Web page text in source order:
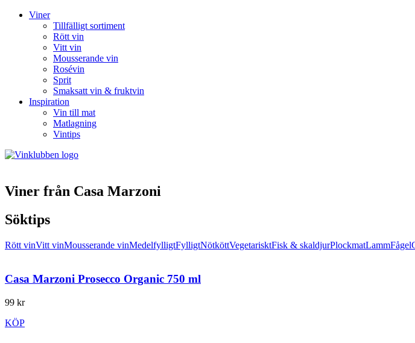
Viner
Tillfälligt sortiment
Rött vin
Vitt vin
Mousserande vin
Rosévin
Sprit
Smaksatt vin & fruktvin
Inspiration
Vin till mat
Matlagning
Vintips
Viner från Casa Marzoni
Söktips
Rött vinVitt vinMousserande vinMedelfylligtFylligtNötköttVegetarisktFisk & skaldjurPlockmatLammFågel
Casa Marzoni Prosecco Organic 750 ml
99 kr
KÖP